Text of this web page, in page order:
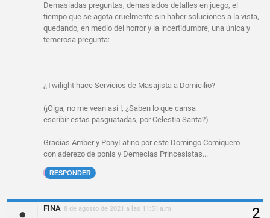
Demasiadas preguntas, demasiados detalles en juego, el
tiempo que se agota cruelmente sin haber soluciones a la vista,
quedando, en medio del horror y la incertidumbre, una única y
temerosa pregunta:
¿Twilight hace Servicios de Masajista a Domicilio?
(¡Oiga, no me vean así !, ¿Saben lo que cansa
escribir estas pasguatadas, por Celestia Santa?)
Gracias Amber y PonyLatino por este Domingo Comiquero
con aderezo de ponis y Demecias Princesistas...
RESPONDER
FINA 8 de agosto de 2021 a las 11:51 a.m.